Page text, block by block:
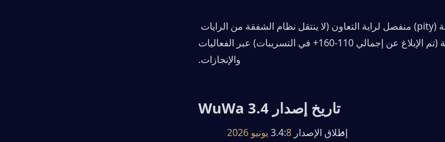
والإنجازات.
تاريخ إصدار WuWa 3.4
إطلاق الإصدار 3.4: 8 يونيو 2026